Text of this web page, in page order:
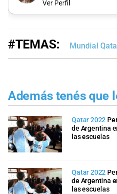
Ver Perfil
#TEMAS: Mundial
Además tenés que
Qatar 2022
de Argentina
las escuelas
Qatar 2022
de Argentina
las escuelas